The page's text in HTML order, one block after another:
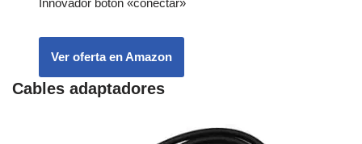
Innovador botón «conectar»
Ver oferta en Amazon
Cables adaptadores